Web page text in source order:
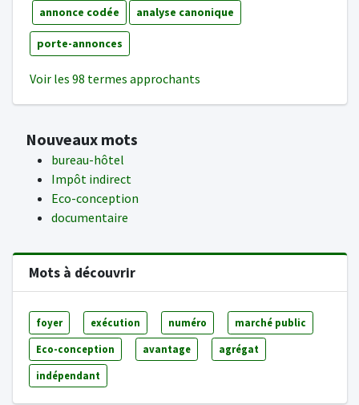
annonce codée analyse canonique
porte-annonces
Voir les 98 termes approchants
Nouveaux mots
bureau-hôtel
Impôt indirect
Eco-conception
documentaire
Mots à découvrir
foyer exécution numéro marché public
Eco-conception avantage agrégat
indépendant